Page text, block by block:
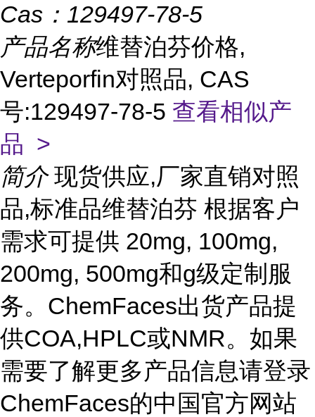
Cas： 129497-78-5
产品名称维替泊芬价格,
Verteporfin对照品, CAS
号:129497-78-5 查看相似产
品 >
简介 现货供应,厂家直销对照
品,标准品维替泊芬 根据客户
需求可提供 20mg, 100mg,
200mg, 500mg和g级定制服
务。ChemFaces出货产品提
供COA,HPLC或NMR。如果
需要了解更多产品信息请登录
ChemFaces的中国官方网站